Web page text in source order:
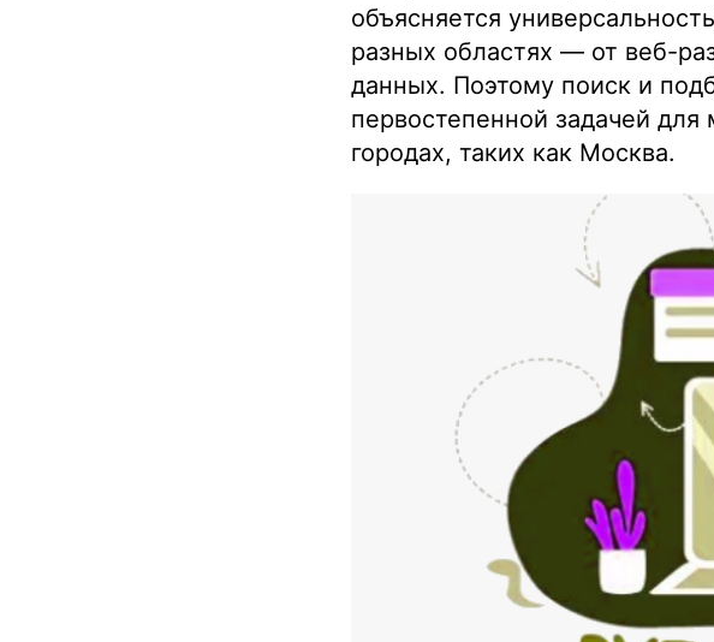
объясняется
разных областях — от веб-
данных. Поэтому поиск и
первостепенной задачей
городах, таких как Москва.